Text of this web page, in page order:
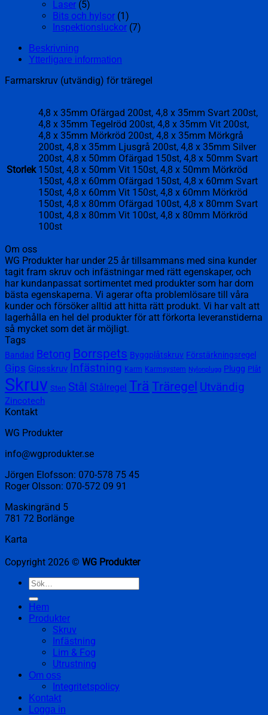
Laser (5)
Bits och hylsor (1)
Inspektionsluckor (7)
Beskrivning
Ytterligare information
Farmarskruv (utvändig) för träregel
Storlek
4,8 x 35mm Ofärgad 200st, 4,8 x 35mm Svart 200st,
4,8 x 35mm Tegelröd 200st, 4,8 x 35mm Vit 200st,
4,8 x 35mm Mörkröd 200st, 4,8 x 35mm Mörkgrå
200st, 4,8 x 35mm Ljusgrå 200st, 4,8 x 35mm Silver
200st, 4,8 x 50mm Ofärgad 150st, 4,8 x 50mm Svart
150st, 4,8 x 50mm Vit 150st, 4,8 x 50mm Mörkröd
150st, 4,8 x 60mm Ofärgad 150st, 4,8 x 60mm Svart
150st, 4,8 x 60mm Vit 150st, 4,8 x 60mm Mörkröd
150st, 4,8 x 80mm Ofärgad 100st, 4,8 x 80mm Svart
100st, 4,8 x 80mm Vit 100st, 4,8 x 80mm Mörkröd
100st
Om oss
WG Produkter har under 25 år tillsammans med sina kunder
tagit fram skruv och infästningar med rätt egenskaper, och
har kundanpassat sortimentet med produkter som har dom
bästa egenskaperna. Vi agerar ofta problemlösare till våra
kunder och försöker alltid att hitta rätt produkt. Vi har valt att
lagerhålla en hel del produkter för att förkorta leveranstiderna
så mycket som det är möjligt.
Tags
Bandad Betong Borrspets Byggplåtskruv Förstärkningsregel
Gips Gipsskruv Infästning Karm Karmsystem Nylonplugg Plugg Plåt
Skruv Sten Stål Stålregel Trä Träregel Utvändig
Zincotech
Kontakt
WG Produkter
info@wgprodukter.se
Jörgen Elofsson: 070-578 75 45
Roger Olsson: 070-572 09 91
Maskingränd 5
781 72 Borlänge
Karta
Copyright 2026 © WG Produkter
Sök
efter:
Hem
Produkter
Skruv
Infästning
Lim & Fog
Utrustning
Om oss
Integritetspolicy
Kontakt
Logga in